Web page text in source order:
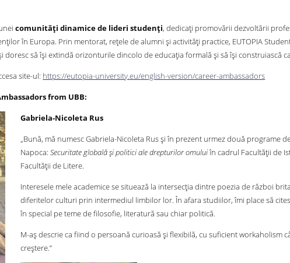
comunități dinamice de lideri studenți, dedicați promovării dezvoltării
în Europa. Prin mentorat, rețele de alumni și activități practice, EUTOPIA
doresc să își extindă orizonturile dincolo de educația formală și să își construiască
site-ul: https://eutopia-university.eu/english-version/career-ambassadors
from UBB:
Gabriela-Nicoleta Rus
„Bună, mă numesc Gabriela-Nicoleta Rus și în prezent urmez două programe
Napoca:Securitate globală și politici ale drepturilor omuluiîn cadrul Facultății de
Facultății de Litere.
Interesele mele academice se situează la intersecția dintre poezia de război
diferitelor culturi prin intermediul limbilor lor. În afara studiilor, îmi place să
în special pe teme de filosofie, literatură sau chiar politică.
M-aș descrie ca fiind o persoană curioasă și flexibilă, cu suficient workaholism
creștere.”